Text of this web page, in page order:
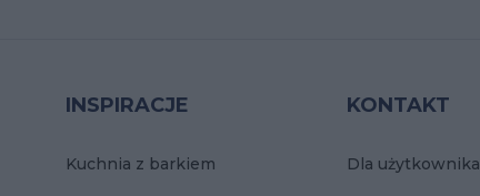
INSPIRACJE
Kuchnia z barkiem
KONTAKT
Dla użytkownika